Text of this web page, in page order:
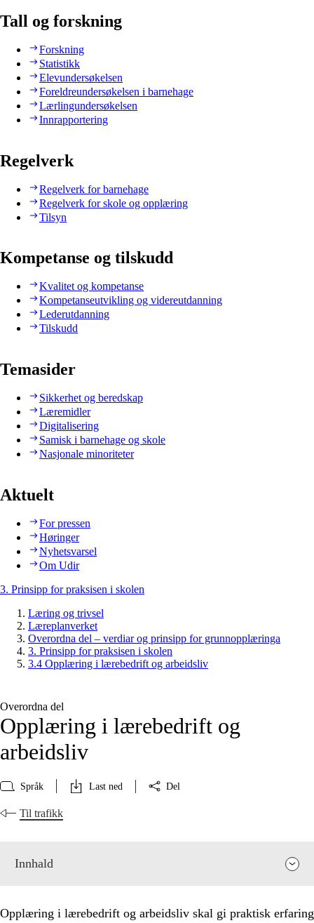
Tall og forskning
Forskning
Statistikk
Elevundersøkelsen
Foreldreundersøkelsen i barnehage
Lærlingundersøkelsen
Innrapportering
Regelverk
Regelverk for barnehage
Regelverk for skole og opplæring
Tilsyn
Kompetanse og tilskudd
Kvalitet og kompetanse
Kompetanseutvikling og videreutdanning
Lederutdanning
Tilskudd
Temasider
Sikkerhet og beredskap
Læremidler
Digitalisering
Samisk i barnehage og skole
Nasjonale minoriteter
Aktuelt
For pressen
Høringer
Nyhetsvarsel
Om Udir
3. Prinsipp for praksisen i skolen
Læring og trivsel
Læreplanverket
Overordna del – verdiar og prinsipp for grunnopplæringa
3. Prinsipp for praksisen i skolen
3.4 Opplæring i lærebedrift og arbeidsliv
Overordna del
Opplæring i lærebedrift og
arbeidsliv
Språk Last ned Del
Til trafikk
Innhald
Opplæring i lærebedrift og arbeidsliv skal gi praktisk erfaring